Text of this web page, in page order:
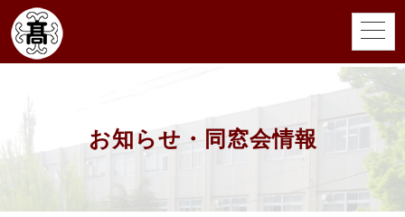
お知らせ・同窓会情報